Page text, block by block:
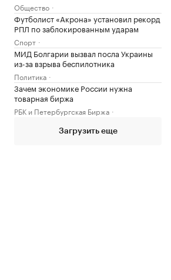
Общество
Футболист «Акрона» установил рекорд
РПЛ по заблокированным ударам
Спорт
МИД Болгарии вызвал посла Украины
из-за взрыва беспилотника
Политика
Зачем экономике России нужна
товарная биржа
РБК и Петербургская Биржа
Загрузить еще